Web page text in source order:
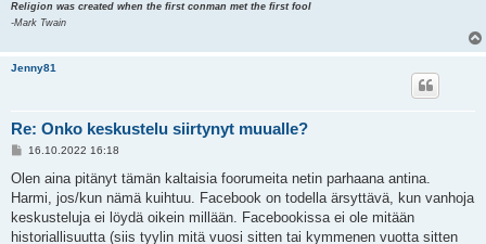
Religion was created when the first conman met the first fool
-Mark Twain
Jenny81
Re: Onko keskustelu siirtynyt muualle?
V
e
t
i
16.10.2022 16:18
Olen aina pitänyt tämän kaltaisia foorumeita netin parhaana antina.
Harmi, jos/kun nämä kuihtuu. Facebook on todella ärsyttävä, kun vanhoja
keskusteluja ei löydä oikein millään. Facebookissa ei ole mitään
historiallisuutta (siis tyylin mitä vuosi sitten tai kymmenen vuotta sitten